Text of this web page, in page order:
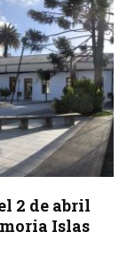
2 de abril
Islas